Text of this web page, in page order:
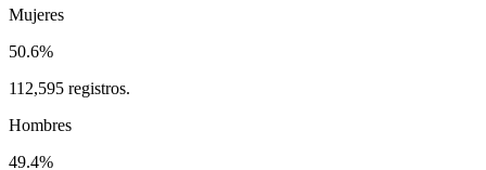
Mujeres
50.6%
112,595 registros.
Hombres
49.4%